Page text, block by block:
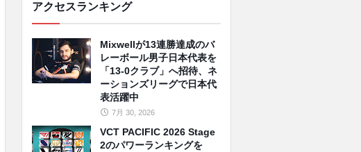
アクセスランキング
Mixwellが13連勝達成のバ
レーボール男子日本代表を
「13-0クラブ」へ招待、ネ
ーションズリーグで日本代
表活躍中
7月 30, 2026
VCT PACIFIC 2026 Stage
2のパワーランキングを